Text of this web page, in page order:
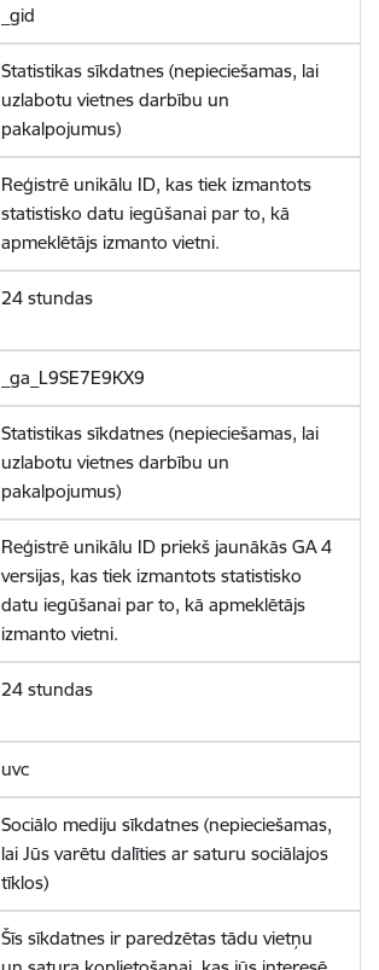
_gid
Statistikas sīkdatnes (nepieciešamas, lai
uzlabotu vietnes darbību un
pakalpojumus)
Reģistrē unikālu ID, kas tiek izmantots
statistisko datu iegūšanai par to, kā
apmeklētājs izmanto vietni.
24 stundas
_ga_L9SE7E9KX9
Statistikas sīkdatnes (nepieciešamas, lai
uzlabotu vietnes darbību un
pakalpojumus)
Reģistrē unikālu ID priekš jaunākās GA 4
versijas, kas tiek izmantots statistisko
datu iegūšanai par to, kā apmeklētājs
izmanto vietni.
24 stundas
uvc
Sociālo mediju sīkdatnes (nepieciešamas,
lai Jūs varētu dalīties ar saturu sociālajos
tīklos)
Šīs sīkdatnes ir paredzētas tādu vietņu